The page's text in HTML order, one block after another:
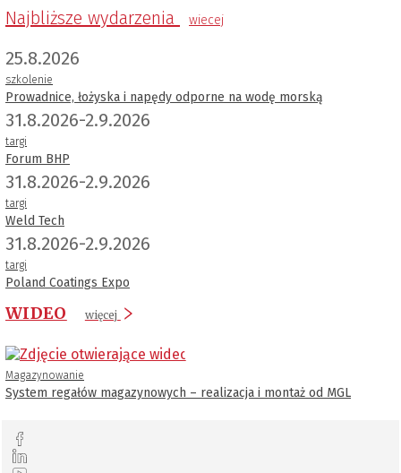
Najbliższe wydarzenia wiecej
25.8.2026
szkolenie
Prowadnice, łożyska i napędy odporne na wodę morską
31.8.2026-2.9.2026
targi
Forum BHP
31.8.2026-2.9.2026
targi
Weld Tech
31.8.2026-2.9.2026
targi
Poland Coatings Expo
WIDEO więcej
Magazynowanie
System regałów magazynowych – realizacja i montaż od MGL